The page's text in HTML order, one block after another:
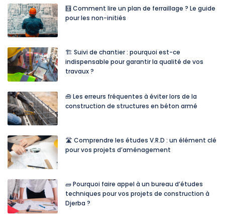
🧮 Comment lire un plan de ferraillage ? Le guide
pour les non-initiés
🏗️ Suivi de chantier : pourquoi est-ce
indispensable pour garantir la qualité de vos
travaux ?
🧰 Les erreurs fréquentes à éviter lors de la
construction de structures en béton armé
🛣️ Comprendre les études V.R.D : un élément clé
pour vos projets d’aménagement
🧱 Pourquoi faire appel à un bureau d’études
techniques pour vos projets de construction à
Djerba ?